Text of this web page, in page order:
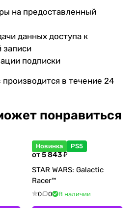
s
еле лет
ания
инар ки
на предоставленный
данных доступа к
записи
подписки
производится в течение 24
понравиться
Новинка PS5
от 5 843 ₽
STAR WARS: Galactic
Racer™
0 0 В наличии